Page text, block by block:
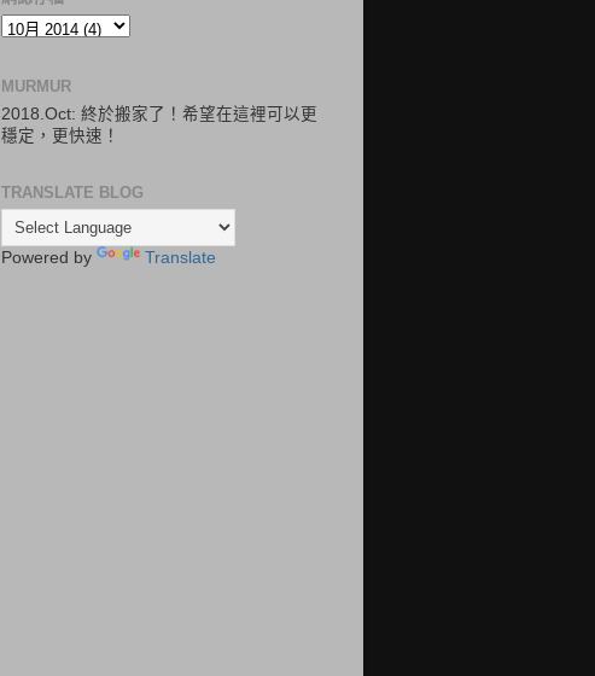
MURMUR
2018.Oct: 終於搬家了！希望在這裡可以更
穩定，更快速！
TRANSLATE BLOG
Powered by Translate